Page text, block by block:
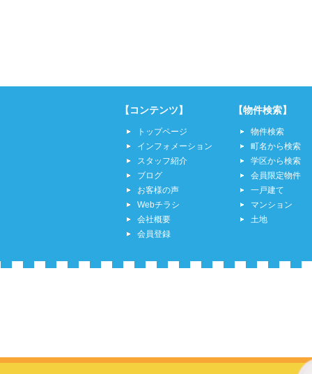
【コンテンツ】
トップページ
インフォメーション
スタッフ紹介
ブログ
お客様の声
Webチラシ
会社概要
会員登録
【物件検索】
物件検索
町名から検索
学区から検索
会員限定物件
一戸建て
マンション
土地